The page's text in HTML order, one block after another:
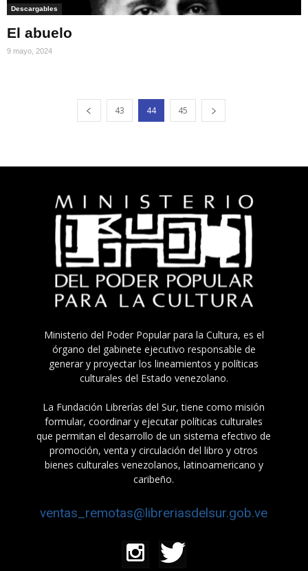
Descargables
El abuelo
9 mayo, 2024
43 44 45
Ministerio del Poder Popular para la Cultura, es el
órgano del gabinete ejecutivo responsable de
generar y proyectar los lineamientos y políticas
culturales del Estado venezolano.
La Fundación Librerías del Sur, tiene como misión
formular, coordinar y ejecutar políticas culturales
que permitan el desarrollo de un sistema efectivo de
promoción, venta y circulación del libro y otros
bienes culturales venezolanos, latinoamericano y
caribeño.
ventas_remotas@libreriasdelsur.gob.ve